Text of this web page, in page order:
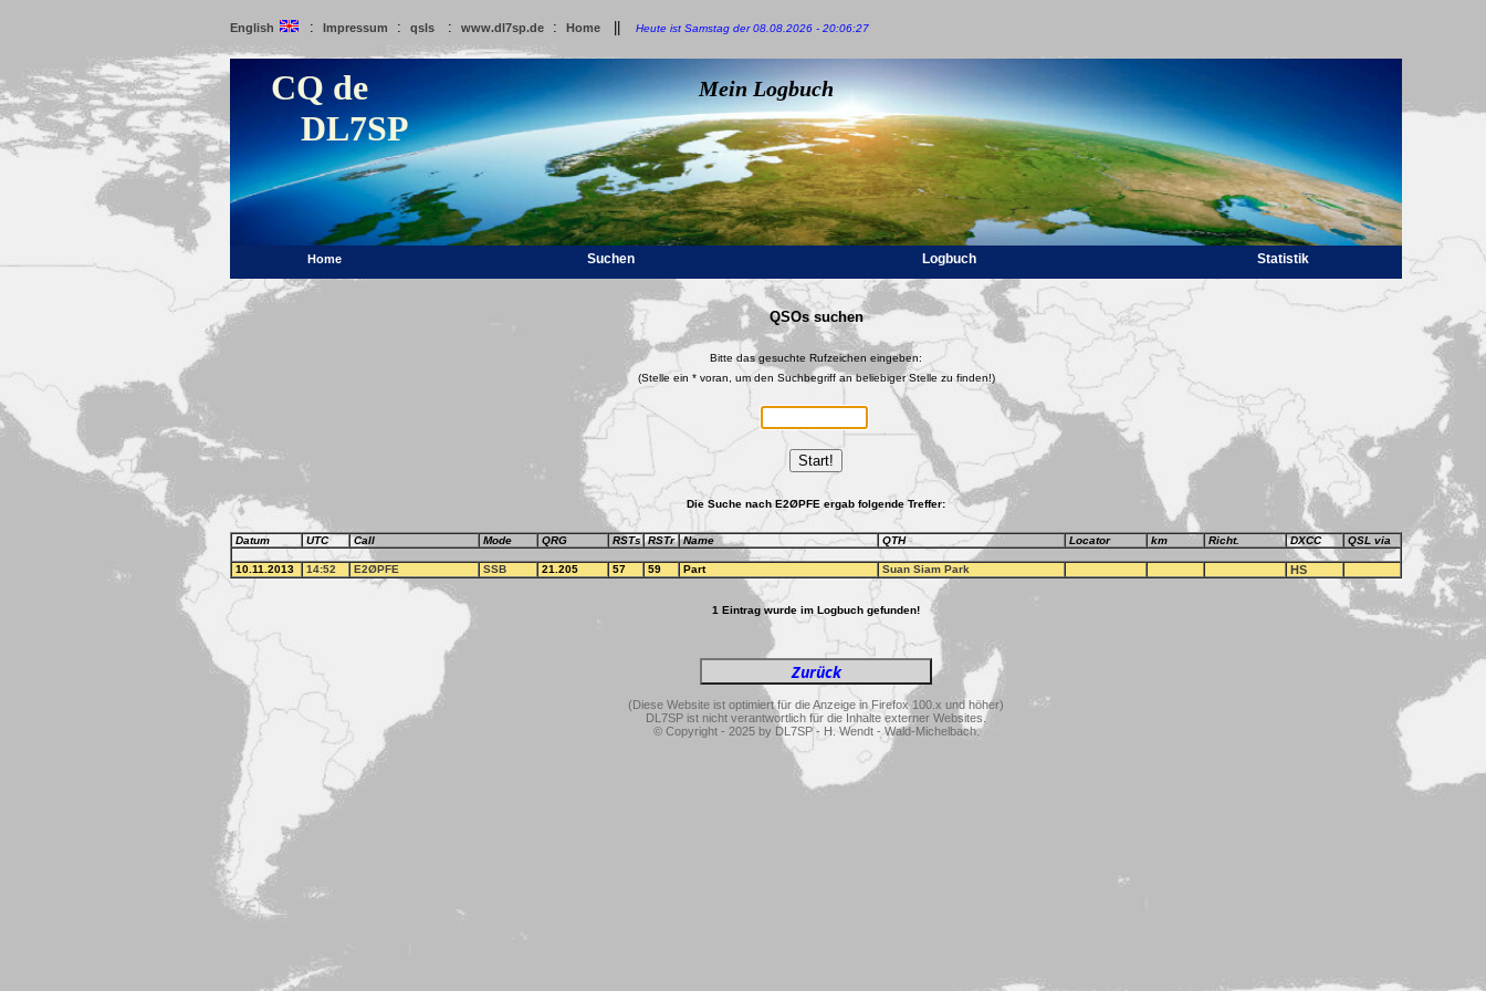
English : Impressum : qsls : www.dl7sp.de : Home Heute ist Samstag der 08.08.2026 - 20:06:27
CQ de
DL7SP
Mein Logbuch
Home Suchen Logbuch Statistik
QSOs suchen
Bitte das gesuchte Rufzeichen eingeben:
(Stelle ein * voran, um den Suchbegriff an beliebiger Stelle zu finden!)
Start!
Die Suche nach E2ØPFE ergab folgende Treffer:
Datum UTC Call Mode QRG RSTs RSTr Name QTH Locator km Richt. DXCC QSL via
10.11.2013 14:52 E2ØPFE SSB 21.205 57 59 Part Suan Siam Park HS
1 Eintrag wurde im Logbuch gefunden!
(Diese Website ist optimiert für die Anzeige in Firefox 100.x und höher)
DL7SP ist nicht verantwortlich für die Inhalte externer Websites.
© Copyright - 2025 by DL7SP - H. Wendt - Wald-Michelbach.